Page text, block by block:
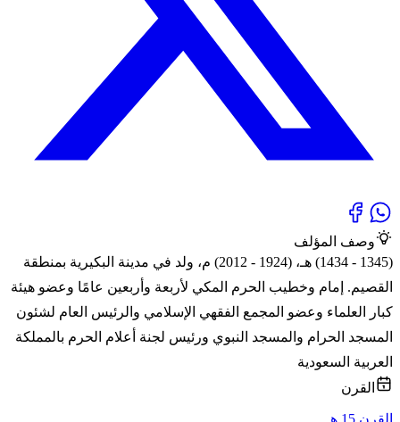
وصف المؤلف
(1345 - 1434) هـ، (1924 - 2012) م، ولد في مدينة البكيرية بمنطقة
القصيم. إمام وخطيب الحرم المكي لأربعة وأربعين عامًا وعضو هيئة
كبار العلماء وعضو المجمع الفقهي الإسلامي والرئيس العام لشئون
المسجد الحرام والمسجد النبوي ورئيس لجنة أعلام الحرم بالمملكة
العربية السعودية
القرن
القرن 15 هـ